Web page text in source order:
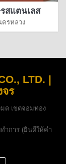
สแตนเลส
ครหลวง
LTD. |
ร
ด เขตจอมทอง
การ (ยินดีให้คำ